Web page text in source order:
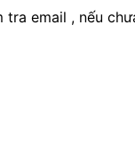
email , nếu